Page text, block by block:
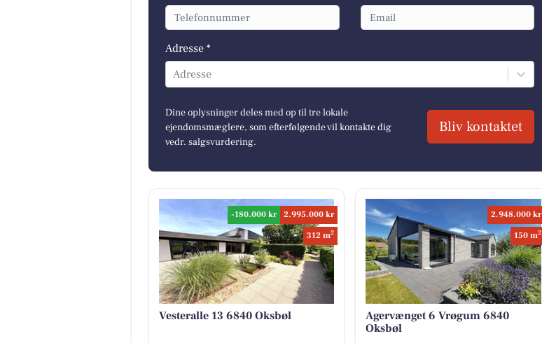
Adresse *
Adresse
Dine oplysninger deles med op til tre lokale
ejendomsmæglere, som efterfølgende vil kontakte dig
vedr. salgsvurdering.
Bliv kontaktet
-180.000 kr
2.995.000 kr
312 m2
Vesteralle 13 6840 Oksbøl
2.948.000 kr
150 m2
Agervænget 6 Vrøgum 6840
Oksbøl